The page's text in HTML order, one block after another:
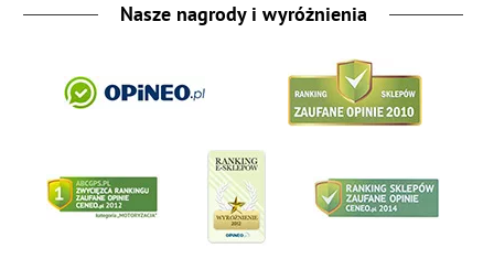
Nasze nagrody i wyróżnienia